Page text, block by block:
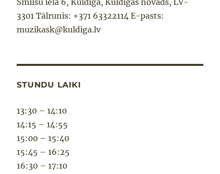
3301 Tālrunis: +371 63322114 E-pasts:
muzikask@kuldiga.lv
STUNDU LAIKI
13:30 – 14:10
14:15 – 14:55
15:00 – 15:40
15:45 – 16:25
16:30 – 17:10